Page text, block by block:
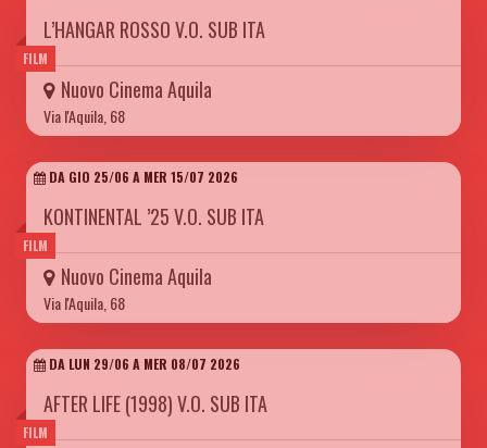
FILM
L’HANGAR ROSSO V.O. SUB ITA
Nuovo Cinema Aquila
Via l'Aquila, 68
FILM
DA GIO 25/06 A MER 15/07 2026
KONTINENTAL ’25 V.O. SUB ITA
Nuovo Cinema Aquila
Via l'Aquila, 68
FILM
DA LUN 29/06 A MER 08/07 2026
AFTER LIFE (1998) V.O. SUB ITA